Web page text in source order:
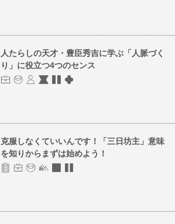
人たらしの天才・豊臣秀吉に学ぶ「人脈づく
り」に役立つ4つのセンス
克服しなくていいんです！「三日坊主」意味
を知りからまずは始めよう！